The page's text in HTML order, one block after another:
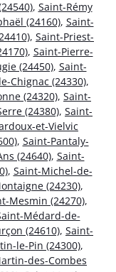
, Saint-Rémy
(24160), Saint-
, Saint-Priest-
, Saint-Pierre-
(24450), Saint-
Chignac (24330),
(24320), Saint-
(24380), Saint-
et-Vielvic
, Saint-Pantaly-
(24640), Saint-
, Saint-Michel-de-
(24230),
Mesmin (24270),
Médard-de-
(24610), Saint-
le-Pin (24300),
des-Combes